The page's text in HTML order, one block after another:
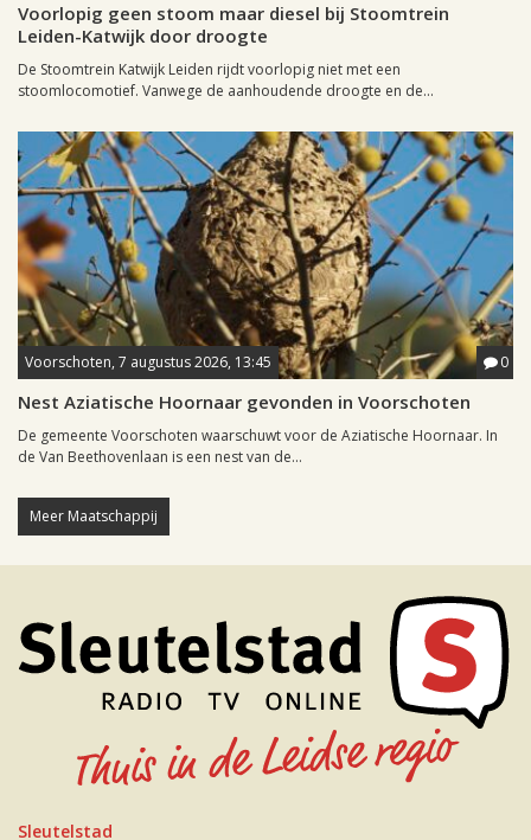
Voorlopig geen stoom maar diesel bij Stoomtrein
Leiden-Katwijk door droogte
De Stoomtrein Katwijk Leiden rijdt voorlopig niet met een
stoomlocomotief. Vanwege de aanhoudende droogte en de...
Voorschoten, 7 augustus 2026, 13:45 0
Nest Aziatische Hoornaar gevonden in Voorschoten
De gemeente Voorschoten waarschuwt voor de Aziatische Hoornaar. In
de Van Beethovenlaan is een nest van de...
Meer Maatschappij
Sleutelstad